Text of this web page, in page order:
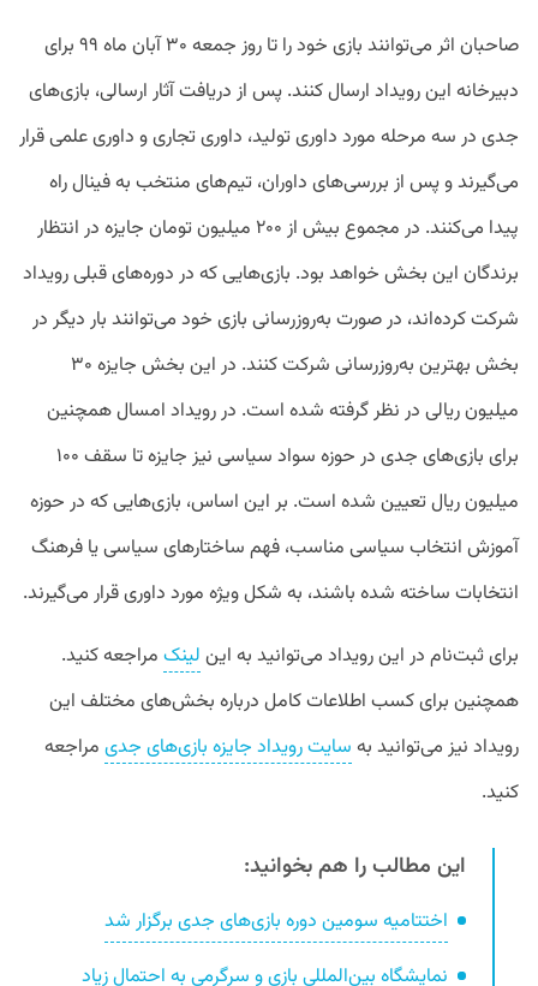
صاحبان اثر می‌توانند بازی خود را تا روز جمعه ۳۰ آبان ‌ماه ۹۹ برای
دبیرخانه این رویداد ارسال کنند. پس از دریافت آثار ارسالی، بازی‌های
جدی در سه مرحله مورد داوری تولید، داوری تجاری و داوری علمی قرار
می‌گیرند و پس از بررسی‌های داوران، تیم‌های منتخب به فینال راه
پیدا می‌کنند. در مجموع بیش از ۲۰۰ میلیون تومان جایزه در انتظار
برندگان این بخش خواهد بود. بازی‌هایی که در دوره‌های قبلی رویداد
شرکت کرده‌اند، در صورت به‌روزرسانی بازی خود می‌توانند بار دیگر در
بخش بهترین به‌روزرسانی شرکت کنند. در این بخش جایزه ۳۰
میلیون ریالی در نظر گرفته شده است. در رویداد امسال همچنین
برای بازی‌های جدی در حوزه سواد سیاسی نیز جایزه تا سقف ۱۰۰
میلیون ریال تعیین شده است. بر این اساس، بازی‌هایی که در حوزه
آموزش انتخاب سیاسی مناسب، فهم ساختارهای سیاسی یا فرهنگ
انتخابات ساخته شده باشند، به شکل ویژه مورد داوری قرار می‌گیرند.
برای ثبت‌نام در این رویداد می‌توانید به این لینک مراجعه کنید.
همچنین برای کسب اطلاعات کامل درباره بخش‌های مختلف این
رویداد نیز می‌توانید به سایت رویداد جایزه بازی‌های جدی مراجعه
کنید.
این مطالب را هم بخوانید:
اختتامیه سومین دوره بازی‌های جدی برگزار شد
نمایشگاه بین‌المللی بازی و سرگرمی به احتمال زیاد